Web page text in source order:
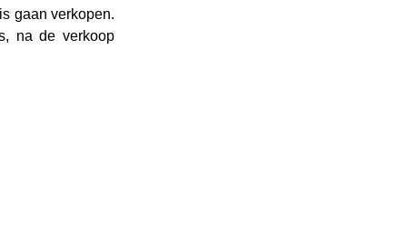
gaan verkopen.
na de verkoop